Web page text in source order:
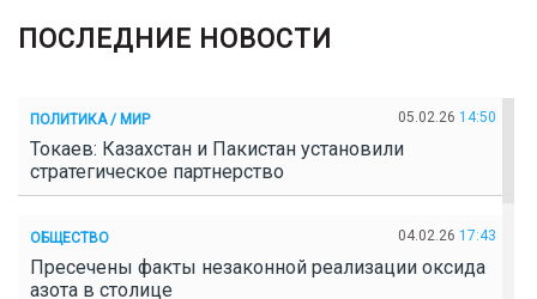
ПОСЛЕДНИЕ НОВОСТИ
ПОЛИТИКА / МИР 05.02.26 14:50
Токаев: Казахстан и Пакистан установили
стратегическое партнерство
ОБЩЕСТВО 04.02.26 17:43
Пресечены факты незаконной реализации оксида
азота в столице